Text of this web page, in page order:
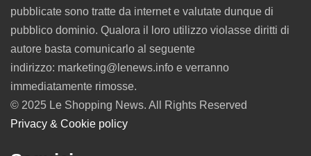
pubblicate sono tratte da internet e valutate dunque di
pubblico dominio. Qualora il loro utilizzo violasse diritti di
autore basta comunicarlo al seguente
indirizzo: marketing@lenews.info e verranno
immediatamente rimosse.
© 2025 Le Shopping News. All Rights Reserved
Privacy & Cookie policy